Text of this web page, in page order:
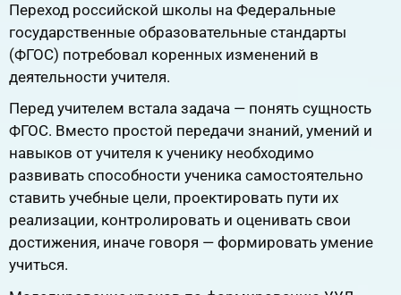
Переход российской школы на Федеральные
государственные образовательные стандарты
(ФГОС) потребовал коренных изменений в
деятельности учителя.
Перед учителем встала задача — понять сущность
ФГОС. Вместо простой передачи знаний, умений и
навыков от учителя к ученику необходимо
развивать способности ученика самостоятельно
ставить учебные цели, проектировать пути их
реализации, контролировать и оценивать свои
достижения, иначе говоря — формировать умение
учиться.